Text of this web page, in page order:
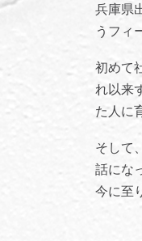
兵庫県
うフィ
初めて
れ以来
た人に
そして
話にな
今に至